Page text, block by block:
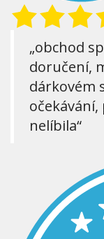
„obchod
doručení,
dárkovém
nelíbila“